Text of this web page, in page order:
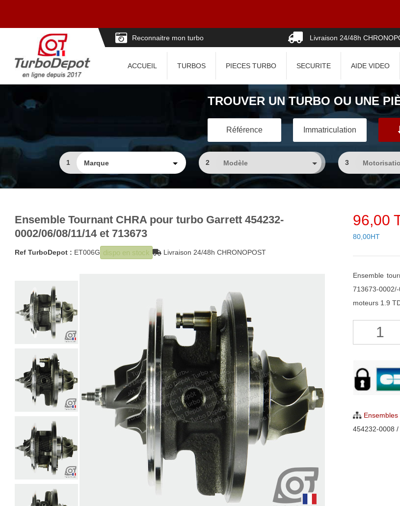
Reconnaitre mon turbo Livraison 24/48h
ACCUEIL TURBOS PIECES TURBO SECURITE AIDE VIDEO
TROUVER UN TURBO OU UNE
Référence Immatriculation
1 2 3
Ensemble Tournant CHRA pour turbo Garrett 454232-
0002/06/08/11/14 et 713673
Ref TurboDepot : ET006G dispo en stock Livraison 24/48h CHRONOPOST
96,00
80,00HT
Ensemble
713673-
moteurs 1.9
Tournant
CHRA
454232-0008